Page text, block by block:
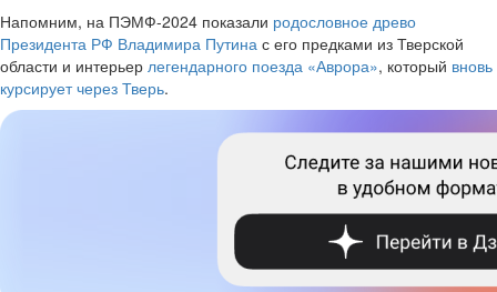
Напомним, на ПЭМФ-2024 показали родословное древо
Президента РФ Владимира Путина с его предками из Тверской
области и интерьер легендарного поезда «Аврора», который вновь
курсирует через Тверь.